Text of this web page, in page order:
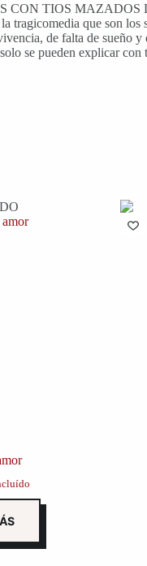
TIOS MAZADOS Las
tragicomedia que son
de falta de sueño
se pueden explicar con